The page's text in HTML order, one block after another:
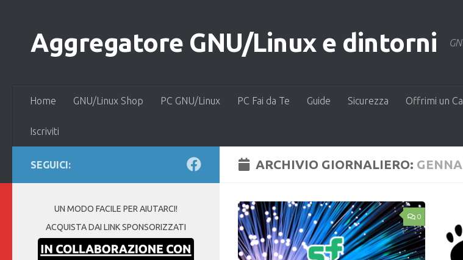
Aggregatore GNU/Linux e dintorni
Home GNU/Linux Shop PC GNU/Linux PC Fai da Te Guide Sicurezza Offrimi un
Iscriviti
ARCHIVIO GIORNALIERO:
0
SEGUICI:
UN MODO FACILE PER AIUTARCI!
ACQUISTA DAI LINK SPONSORIZZATI